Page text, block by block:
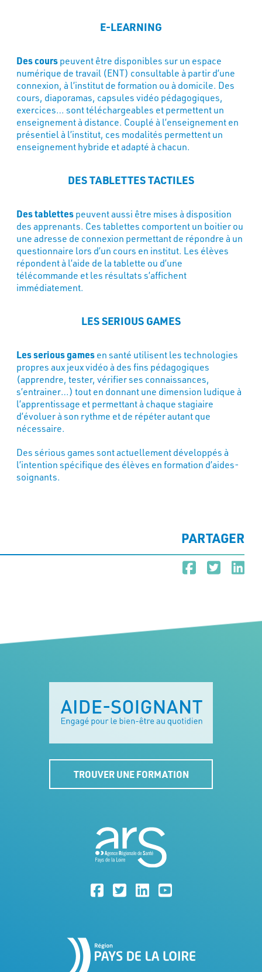
E-LEARNING
Des courspeuvent être disponibles sur un espace
numérique de travail (ENT) consultable à partir d’une
connexion, à l’institut de formation ou à domicile. Des
cours, diaporamas, capsules vidéo pédagogiques,
exercices… sont téléchargeables et permettent un
enseignement à distance. Couplé à l’enseignement en
présentiel à l’institut, ces modalités permettent un
enseignement hybride et adapté à chacun.
DES TABLETTES TACTILES
Des tablettespeuvent aussi être mises à disposition
des apprenants. Ces tablettes comportent un boitier ou
une adresse de connexion permettant de répondre à un
questionnaire lors d’un cours en institut. Les élèves
répondent à l’aide de la tablette ou d’une
télécommande et les résultats s’affichent
immédiatement.
LES SERIOUS GAMES
Les serious gamesen santé utilisent les technologies
propres aux jeux vidéo à des fins pédagogiques
(apprendre, tester, vérifier ses connaissances,
s’entrainer…) tout en donnant une dimension ludique à
l’apprentissage et permettant à chaque stagiaire
d’évoluer à son rythme et de répéter autant que
nécessaire.
Des sérious games sont actuellement développés à
l’intention spécifique des élèves en formation d’aides-
soignants.
PARTAGER
TROUVER UNE FORMATION